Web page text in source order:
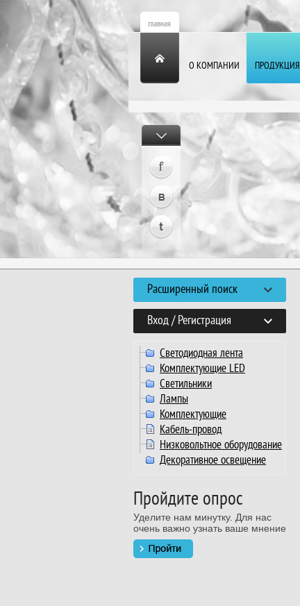
О КОМПАНИИ ПРОДУКЦИЯ
Расширенный поиск
Вход / Регистрация
Светодиодная лента
Комплектующие LED
Светильники
Лампы
Комплектующие
Кабель-провод
Низковольтное оборудование
Декоративное освещение
Пройдите опрос
Уделите нам минутку. Для нас
очень важно узнать ваше мнение